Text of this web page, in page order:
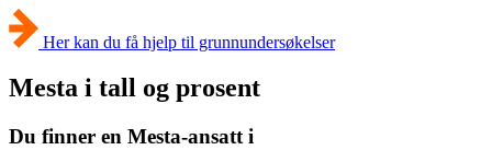
Her kan du få hjelp til grunnundersøkelser
Mesta i tall og prosent
Du finner en Mesta-ansatt i